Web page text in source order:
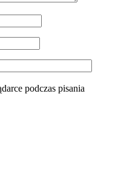
podczas pisania